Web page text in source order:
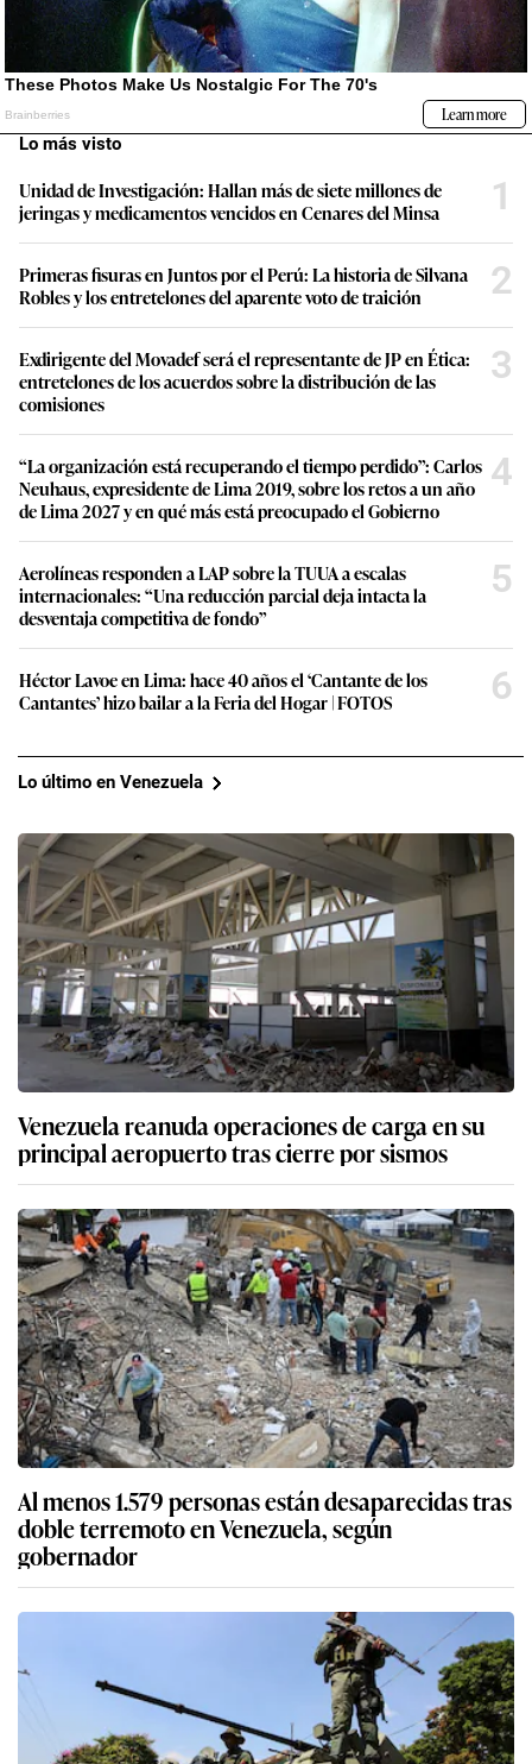
Lo más visto
Unidad de Investigación: Hallan más de siete millones de
jeringas y medicamentos vencidos en Cenares del Minsa
1
Primeras fisuras en Juntos por el Perú: La historia de Silvana
Robles y los entretelones del aparente voto de traición
2
Exdirigente del Movadef será el representante de JP en Ética:
entretelones de los acuerdos sobre la distribución de las
comisiones
3
“La organización está recuperando el tiempo perdido”: Carlos
Neuhaus, expresidente de Lima 2019, sobre los retos a un año
de Lima 2027 y en qué más está preocupado el Gobierno
4
Aerolíneas responden a LAP sobre la TUUA a escalas
internacionales: “Una reducción parcial deja intacta la
desventaja competitiva de fondo”
5
Héctor Lavoe en Lima: hace 40 años el ‘Cantante de los
Cantantes’ hizo bailar a la Feria del Hogar | FOTOS
6
Lo último en Venezuela
Venezuela reanuda operaciones de carga en su
principal aeropuerto tras cierre por sismos
Al menos 1.579 personas están desaparecidas tras
doble terremoto en Venezuela, según
gobernador